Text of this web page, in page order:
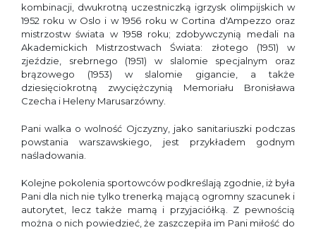
kombinacji, dwukrotną uczestniczką igrzysk olimpijskich w
1952 roku w Oslo i w 1956 roku w Cortina d'Ampezzo oraz
mistrzostw świata w 1958 roku; zdobywczynią medali na
Akademickich Mistrzostwach Świata: złotego (1951) w
zjeździe, srebrnego (1951) w slalomie specjalnym oraz
brązowego (1953) w slalomie gigancie, a także
dziesięciokrotną zwyciężczynią Memoriału Bronisława
Czecha i Heleny Marusarzówny.
Pani walka o wolność Ojczyzny, jako sanitariuszki podczas
powstania warszawskiego, jest przykładem godnym
naśladowania.
Kolejne pokolenia sportowców podkreślają zgodnie, iż była
Pani dla nich nie tylko trenerką mającą ogromny szacunek i
autorytet, lecz także mamą i przyjaciółką. Z pewnością
można o nich powiedzieć, że zaszczepiła im Pani miłość do